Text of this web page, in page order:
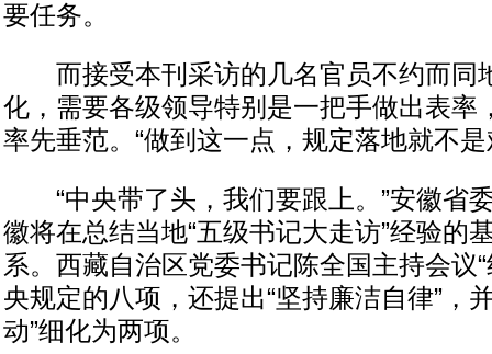
要任务。
而接受本刊采访的几名官员不约而同
化，需要各级领导特别是一把手做出表率
率先垂范。“做到这一点，规定落地就不是
“中央带了头，我们要跟上。”安徽省
徽将在总结当地“五级书记大走访”经验的
系。西藏自治区党委书记陈全国主持会议
央规定的八项，还提出“坚持廉洁自律”，
动”细化为两项。